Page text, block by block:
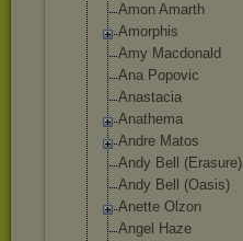
Amon Amarth
Amorphis
Amy Macdonald
Ana Popovic
Anastacia
Anathema
Andre Matos
Andy Bell (Erasure)
Andy Bell (Oasis)
Anette Olzon
Angel Haze